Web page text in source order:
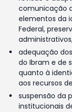
comunicação
elementos da
Federal,
adequação
do Ibram e de
quanto à
aos recursos
suspensão da
institucionais